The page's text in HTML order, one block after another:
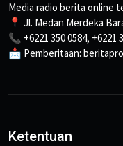
Media radio berita online
📍 Jl. Medan Merdeka
📞 +6221 350 0584, +6221
📩 Pemberitaan:
Ketentuan